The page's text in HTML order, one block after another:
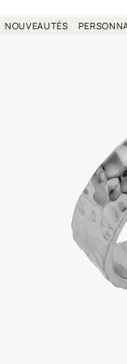
NOUVEAUTÉS